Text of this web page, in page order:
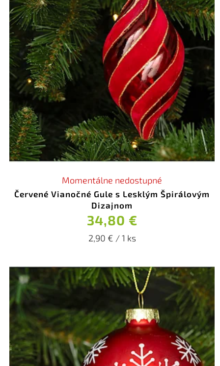
Červené Vianočné Gule s Lesklým Špirálovým
Dizajnom
Momentálne nedostupné
34,80 €
2,90 € / 1 ks